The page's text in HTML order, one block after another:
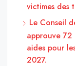
victimes des
Le Conseil
approuve 72
aides pour
2027.